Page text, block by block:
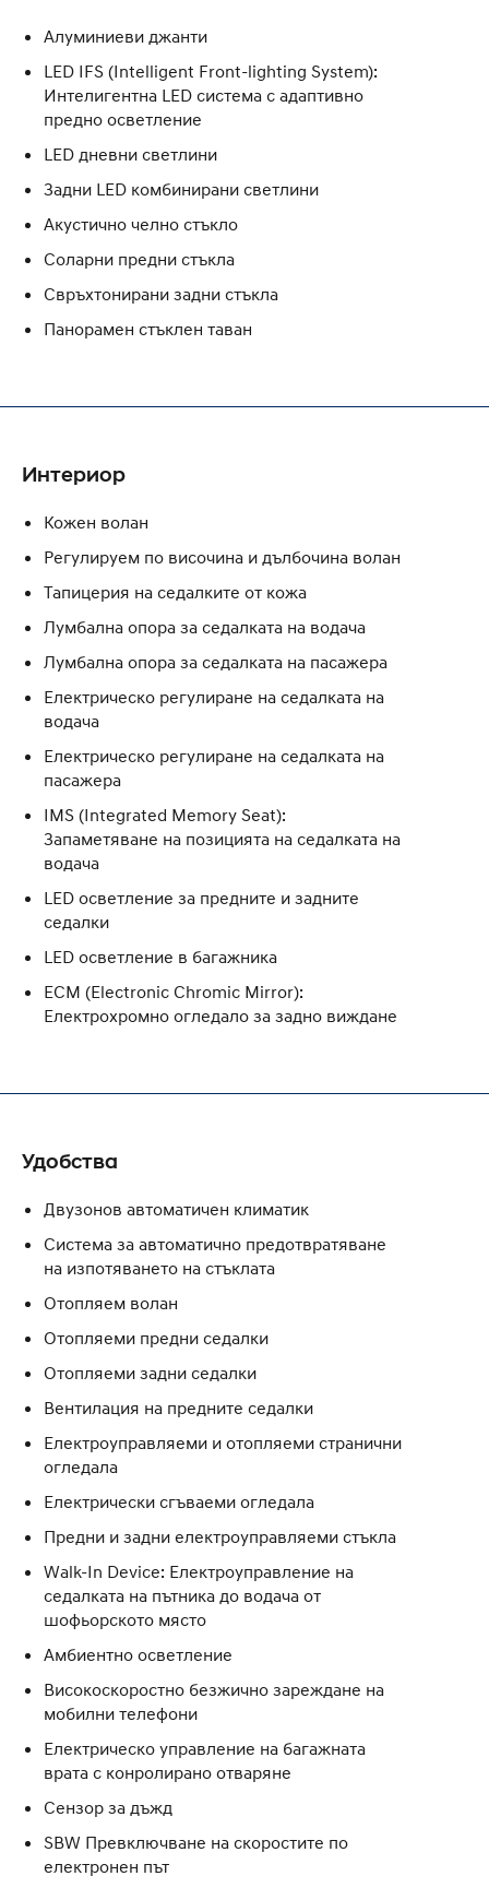
Алуминиеви джанти
LED IFS (Intelligent Front-lighting System):
Интелигентна LED система с адаптивно
предно осветление
LED дневни светлини
Задни LED комбинирани светлини
Акустично челно стъкло
Соларни предни стъкла
Свръхтонирани задни стъкла
Панорамен стъклен таван
Интериор
Кожен волан
Регулируем по височина и дълбочина волан
Тапицерия на седалките от кожа
Лумбална опора за седалката на водача
Лумбална опора за седалката на пасажера
Eлектрическо регулиране на седалката на
водача
Eлектрическо регулиране на седалката на
пасажера
IMS (Integrated Memory Seat):
Запаметяване на позицията на седалката на
водача
LED осветление за предните и задните
седалки
LED осветление в багажника
ECM (Electronic Chromic Mirror):
Електрохромно огледало за задно виждане
Удобства
Двузонов автоматичен климатик
Система за автоматично предотвратяване
на изпотяването на стъклата
Отопляем волан
Отопляеми предни седалки
Отопляеми задни седалки
Вентилация на предните седалки
Електроуправляеми и отопляеми странични
огледала
Електрически сгъваеми огледала
Предни и задни електроуправляеми стъкла
Walk-In Device: Електроуправление на
седалката на пътника до водача от
шофьорското място
Амбиентно осветление
Високоскоростно безжично зареждане на
мобилни телефони
Електрическо управление на багажната
врата с конролирано отваряне
Сензор за дъжд
SBW Превключване на скоростите по
електронен път